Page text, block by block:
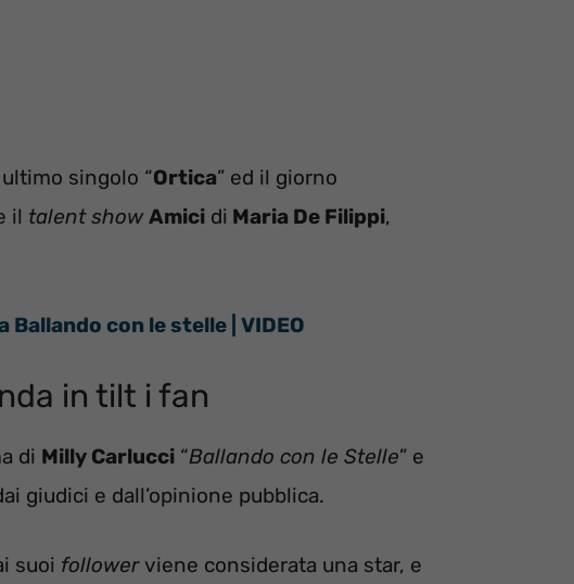
singolo “Ortica” ed il giorno
il talent show Amici di Maria De Filippi,
con le stelle | VIDEO
in tilt i fan
di Milly Carlucci “Ballando con le Stelle” e
giudici e dall’opinione pubblica.
suoi followerviene considerata una star, e